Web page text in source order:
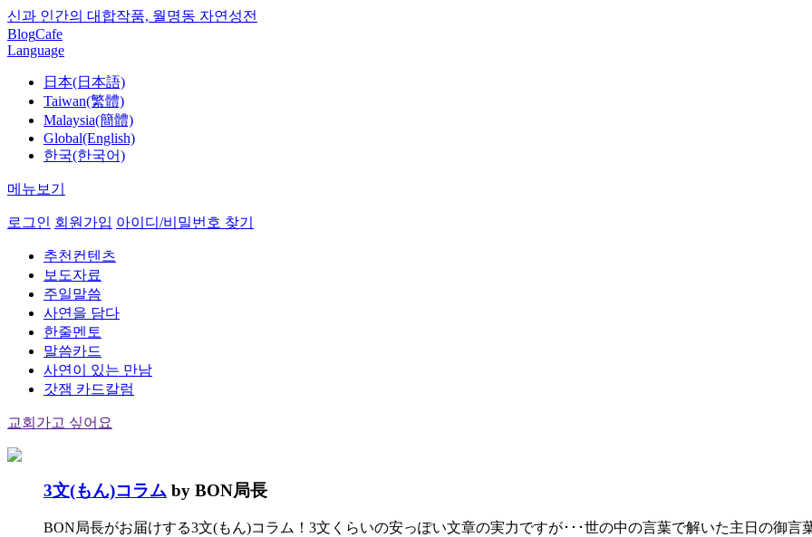
신과 인간의 대합작품, 월명동 자연성전
BlogCafe
Language
日本(日本語)
Taiwan(繁體)
Malaysia(簡體)
Global(English)
한국(한국어)
메뉴보기
로그인 회원가입 아이디/비밀번호 찾기
추천컨텐츠
보도자료
주일말씀
사연을 담다
한줄멘토
말씀카드
사연이 있는 만남
갓잼 카드칼럼
교회가고 싶어요
3文(もん)コラム by BON局長
BON局長がお届けする3文(もん)コラム！3文くらいの安っぽい文章の実力ですが･･･世の中の言葉で解いた主日の御言